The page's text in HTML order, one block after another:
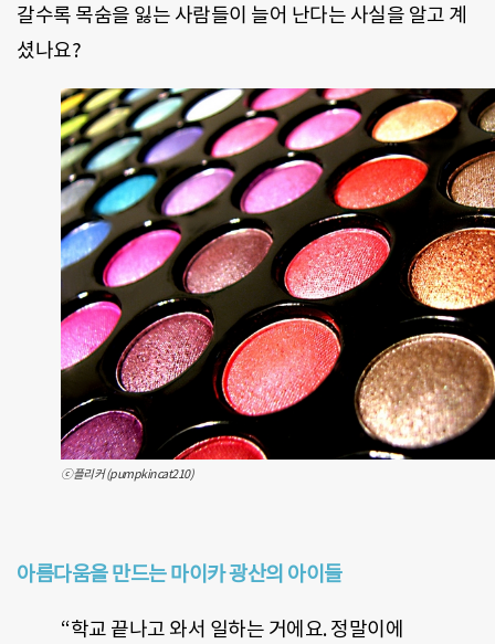
갈수록 목숨을 잃는 사람들이 늘어 난다는 사실을 알고 계
셨나요?
ⓒ플리커 (pumpkincat210)
아름다움을 만드는 마이카 광산의 아이들
“학교 끝나고 와서 일하는 거에요. 정말이에